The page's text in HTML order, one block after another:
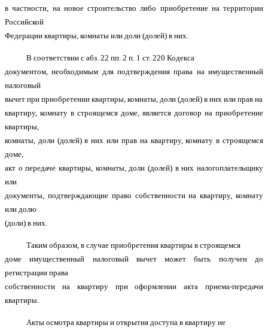
в частности, на новое строительство либо приобретение на территории
Российской
Федерации квартиры, комнаты или доли (долей) в них.
В соответствии с абз. 22 пп. 2 п. 1 ст. 220 Кодекса
документом, необходимым для подтверждения права на имущественный
налоговый
вычет при приобретении квартиры, комнаты, доли (долей) в них или прав на
квартиру, комнату в строящемся доме, является договор на приобретение
квартиры,
комнаты, доли (долей) в них или прав на квартиру, комнату в строящемся
доме,
акт о передаче квартиры, комнаты, доли (долей) в них налогоплательщику
или
документы, подтверждающие право собственности на квартиру, комнату
или долю
(доли) в них.
Таким образом, в случае приобретения квартиры в строящемся
доме имущественный налоговый вычет может быть получен до
регистрации права
собственности на квартиру при оформлении акта приема-передачи
квартиры.
Акты осмотра квартиры и открытия доступа в квартиру не